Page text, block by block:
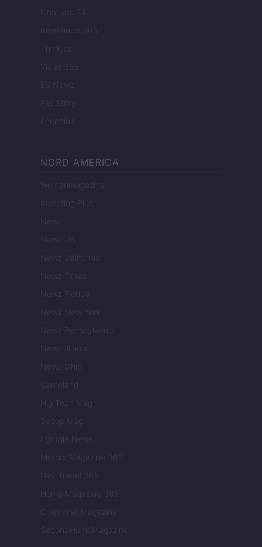
Finanzas 24
Investindo 365
Think.es
Viajar 365
ES Newz
Pet Story
Encocina
NORD AMERICA
Womanmagazine
Investing Plus
Newz
Newz US
Newz California
Newz Texas
Newz Florida
Newz New York
Newz Pennsylvania
Newz Illinois
Newz Ohio
Gameland
Hig Tech Mag
Scoop Mag
Lgbtqia News
Motors Magazine 365
Day Travel 365
Home Magazine 365
Cineverse Magazine
SecondHomeMagazine